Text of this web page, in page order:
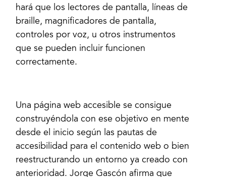
hará que los lectores de pantalla, líneas de
braille, magnificadores de pantalla,
controles por voz, u otros instrumentos
que se pueden incluir funcionen
correctamente.
Una página web accesible se consigue
construyéndola con ese objetivo en mente
desde el inicio según las pautas de
accesibilidad para el contenido web o bien
reestructurando un entorno ya creado con
anterioridad. Jorge Gascón afirma que